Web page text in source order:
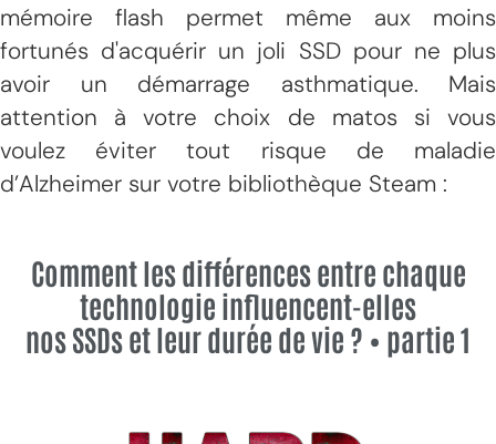
mémoire flash permet même aux moins
fortunés d'acquérir un joli SSD pour ne plus
avoir un démarrage asthmatique. Mais
attention à votre choix de matos si vous
voulez éviter tout risque de maladie
d’Alzheimer sur votre bibliothèque Steam :
Comment les différences entre chaque
technologie influencent-elles
nos SSDs et leur durée de vie ? • partie 1